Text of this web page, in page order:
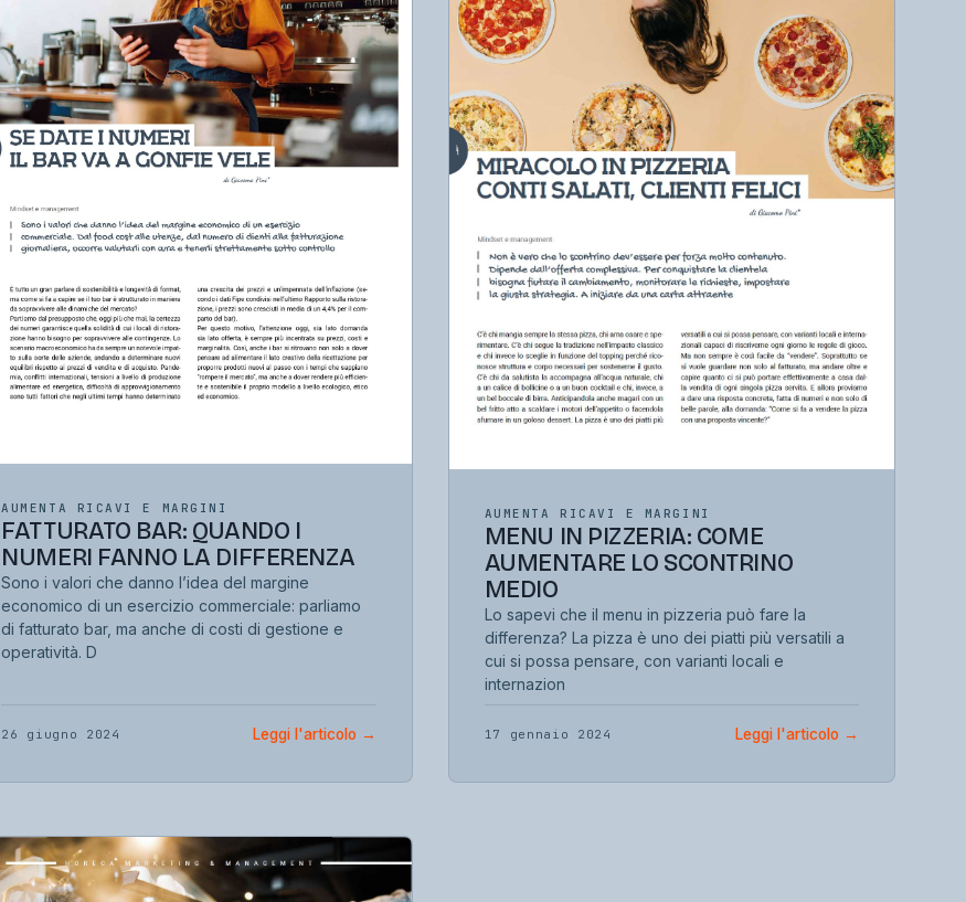
AUMENTA RICAVI E MARGINI
FATTURATO BAR: QUANDO I
NUMERI FANNO LA DIFFERENZA
Sono i valori che danno l’idea del margine
economico di un esercizio commerciale: parliamo
di fatturato bar, ma anche di costi di gestione e
operatività. D
26 giugno 2024 Leggi l'articolo →
AUMENTA RICAVI E MARGINI
MENU IN PIZZERIA: COME
AUMENTARE LO SCONTRINO
MEDIO
Lo sapevi che il menu in pizzeria può fare la
differenza? La pizza è uno dei piatti più versatili a
cui si possa pensare, con varianti locali e
internazion
17 gennaio 2024 Leggi l'articolo →